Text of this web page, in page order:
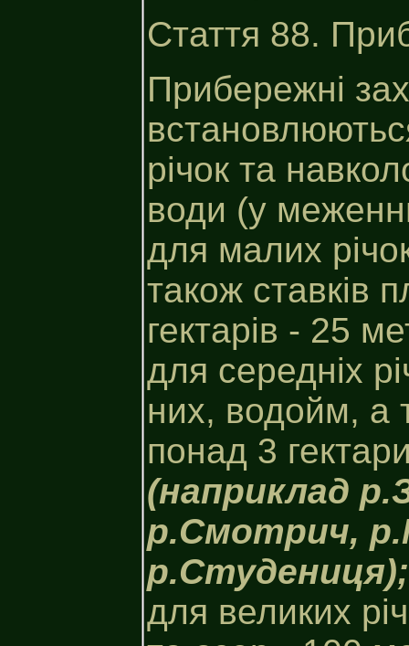
Стаття 88.
Прибережні
річок та
води (у
для малих
також
гектарів - 25
для середніх
них, водойм, а
понад 3
(наприклад
р.Смотрич,
р.Студениця);
для великих